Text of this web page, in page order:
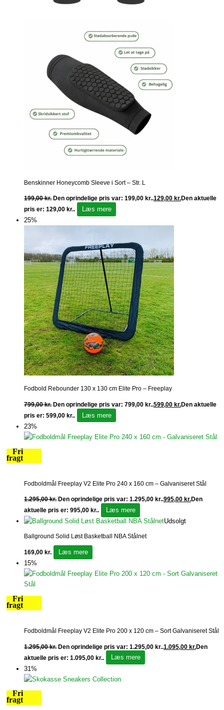
Benskinner Honeycomb Sleeve i Sort – Str. L
199,00kr. Den oprindelige pris var: 199,00 kr..129,00 kr.Den aktuelle
pris er: 129,00 kr..
Læs mere
25%
Fodbold Rebounder 130 x 130 cm Elite Pro – Freeplay
799,00kr. Den oprindelige pris var: 799,00 kr..599,00 kr.Den aktuelle
pris er: 599,00 kr..
Læs mere
23%
Fri
fragt
Fodboldmål Freeplay V2 Elite Pro 240 x 160 cm – Galvaniseret Stål
1.295,00kr. Den oprindelige pris var: 1.295,00 kr..995,00 kr.Den
aktuelle pris er: 995,00 kr..
Læs mere
Udsolgt
Ballground Solid Løst Basketball NBA Stålnet
169,00 kr.
Læs mere
15%
Fri
fragt
Fodboldmål Freeplay V2 Elite Pro 200 x 120 cm – Sort Galvaniseret Stål
1.295,00kr. Den oprindelige pris var: 1.295,00 kr..1.095,00 kr.Den
aktuelle pris er: 1.095,00 kr..
Læs mere
31%
Fri
fragt